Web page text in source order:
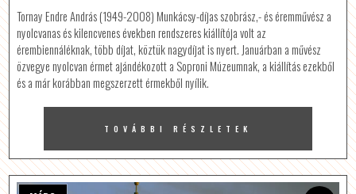
Tornay Endre András (1949-2008) Munkácsy-díjas szobrász,- és éremművész a
nyolcvanas és kilencvenes években rendszeres kiállítója volt az
érembiennáléknak, több díjat, köztük nagydíjat is nyert. Januárban a művész
özvegye nyolcvan érmet ajándékozott a Soproni Múzeumnak, a kiállítás ezekből
és a már korábban megszerzett érmekből nyílik.
TOVÁBBI RÉSZLETEK